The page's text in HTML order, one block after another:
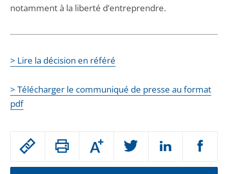
Passer
partage
Augmenter
ou
la
notamment à la liberté d’entreprendre.
> Lire la décision en référé
> Télécharger le communiqué de presse au format
pdf